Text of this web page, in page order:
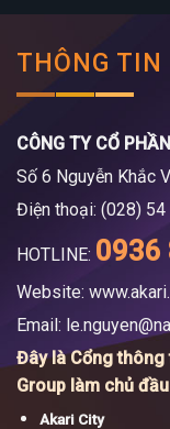
THÔNG TIN
CÔNG TY CỔ
Số 6 Nguyễn Khắc
Điện thoại: (028) 54
HOTLINE: 0936
Website:
Email:
Đây là Cổng thông
Group làm chủ
Akari City